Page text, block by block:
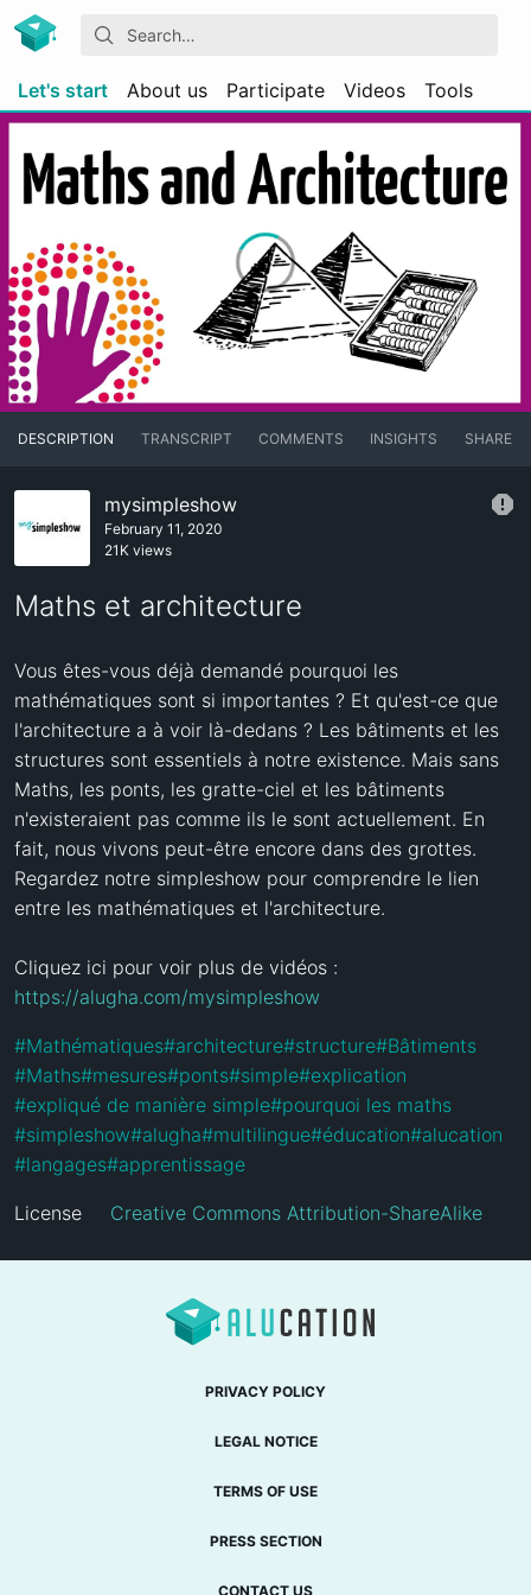
Let's start About us Participate Videos Tools
DESCRIPTION TRANSCRIPT COMMENTS INSIGHTS SHARE
mysimpleshow
February 11, 2020
21K views
Maths et architecture
Vous êtes-vous déjà demandé pourquoi les
mathématiques sont si importantes ? Et qu'est-ce que
l'architecture a à voir là-dedans ? Les bâtiments et les
structures sont essentiels à notre existence. Mais sans
Maths, les ponts, les gratte-ciel et les bâtiments
n'existeraient pas comme ils le sont actuellement. En
fait, nous vivons peut-être encore dans des grottes.
Regardez notre simpleshow pour comprendre le lien
entre les mathématiques et l'architecture.
https://alugha.com/mysimpleshow
#Mathématiques#architecture#structure#Bâtiments
#Maths#mesures#ponts#simple#explication
#expliqué de manière simple#pourquoi les maths
#simpleshow#alugha#multilingue#éducation#alucation
#langages#apprentissage
License Creative Commons Attribution-ShareAlike
PRIVACY POLICY
LEGAL NOTICE
TERMS OF USE
PRESS SECTION
CONTACT US